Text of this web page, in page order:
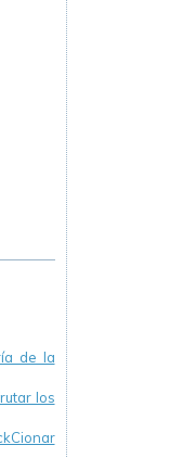
de la
los